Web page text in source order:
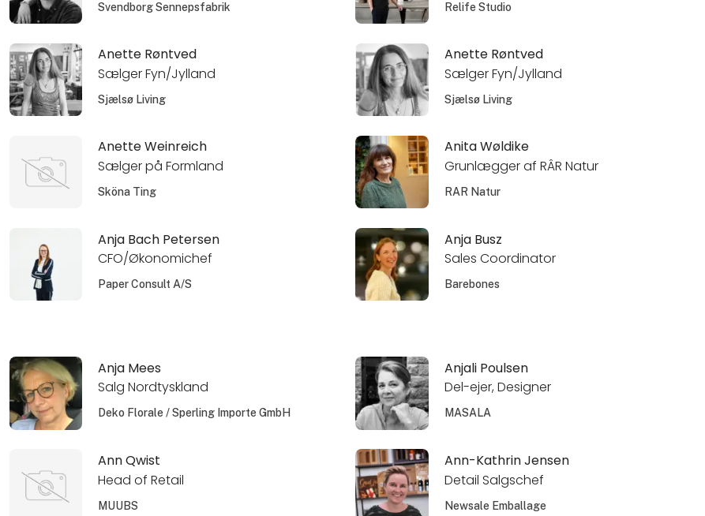
Svendborg Sennepsfabrik Relife Studio
Anette Røntved
Sælger Fyn/Jylland
Sjælsø Living
Anette Røntved
Sælger Fyn/Jylland
Sjælsø Living
Anette Weinreich
Sælger på Formland
Sköna Ting
Anita Wøldike
Grunlægger af RÂR Natur
RAR Natur
Anja Bach Petersen
CFO/Økonomichef
Paper Consult A/S
Anja Busz
Sales Coordinator
Barebones
Anja Mees
Salg Nordtyskland
Deko Florale / Sperling Importe GmbH
Anjali Poulsen
Del-ejer, Designer
MASALA
Ann Qwist
Head of Retail
MUUBS
Ann-Kathrin Jensen
Detail Salgschef
Newsale Emballage